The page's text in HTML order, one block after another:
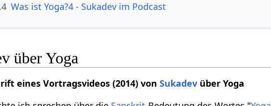
Was ist Yoga?4 - Sukadev im Podcast
über Yoga
eines Vortragsvideos (2014) vonSukadev über Yoga